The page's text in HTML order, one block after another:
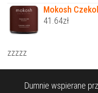
Mokosh
41.64zł
zzzzz
Dumnie wspierane